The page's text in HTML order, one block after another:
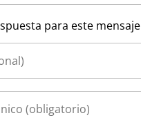
para este mensaje